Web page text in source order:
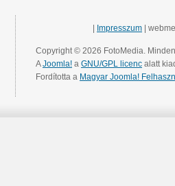
Impresszum |
Copyright © 2026 FotoMedia.
AJoomla! a GNU/GPL licenc alatt
Fordította a Magyar Joomla!